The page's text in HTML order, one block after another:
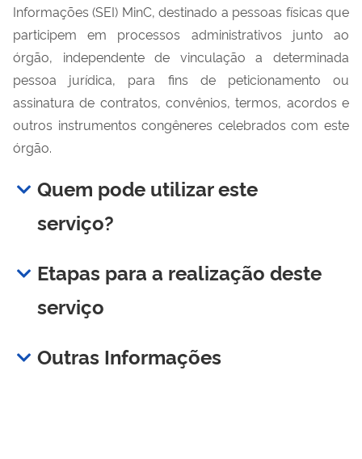
Informações (SEI) MinC, destinado a pessoas físicas que
participem em processos administrativos junto ao
órgão, independente de vinculação a determinada
pessoa jurídica, para fins de peticionamento ou
assinatura de contratos, convênios, termos, acordos e
outros instrumentos congêneres celebrados com este
órgão.
Quem pode utilizar este
serviço?
Etapas para a realização deste
serviço
Outras Informações